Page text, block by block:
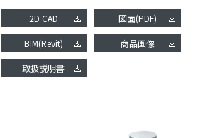
2D CAD 図面(PDF)
BIM(Revit) 商品画像
取扱説明書